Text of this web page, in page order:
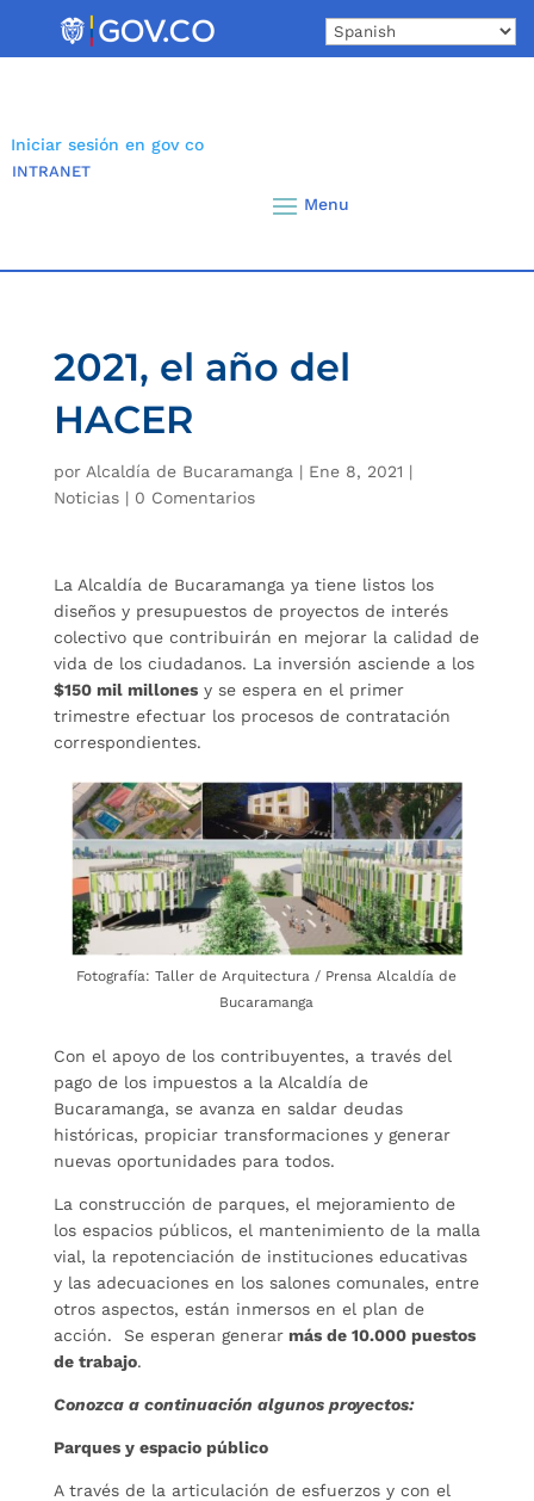
Iniciar sesión en gov co
INTRANET
2021, el año del
HACER
por Alcaldía de Bucaramanga | Ene 8, 2021 |
Noticias| 0 Comentarios
La Alcaldía de Bucaramanga ya tiene listos los
diseños y presupuestos de proyectos de interés
colectivo que contribuirán en mejorar la calidad de
vida de los ciudadanos. La inversión asciende a los
$150 mil millonesy se espera en el primer
trimestre efectuar los procesos de contratación
correspondientes.
Fotografía: Taller de Arquitectura / Prensa Alcaldía de
Bucaramanga
Con el apoyo de los contribuyentes, a través del
pago de los impuestos a la Alcaldía de
Bucaramanga, se avanza en saldar deudas
históricas, propiciar transformaciones y generar
nuevas oportunidades para todos.
La construcción de parques, el mejoramiento de
los espacios públicos, el mantenimiento de la malla
vial, la repotenciación de instituciones educativas
y las adecuaciones en los salones comunales, entre
otros aspectos, están inmersos en el plan de
acción. Se esperan generarmás de 10.000 puestos
de trabajo.
Conozca a continuación algunos proyectos:
Parques y espacio público
A través de la articulación de esfuerzos y con el